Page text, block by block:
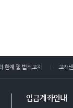
한계 및 법적고지 고객
입금계좌안내